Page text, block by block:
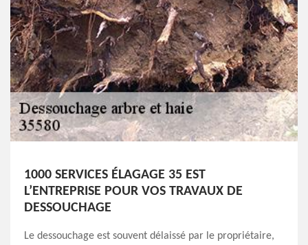
1000 SERVICES ÉLAGAGE 35 EST
L’ENTREPRISE POUR VOS TRAVAUX DE
DESSOUCHAGE
Le dessouchage est souvent délaissé par le propriétaire,